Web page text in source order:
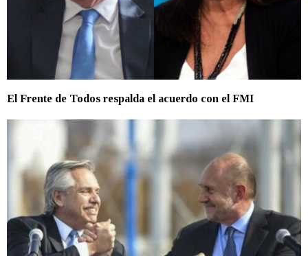
El Frente de Todos respalda el acuerdo con el FMI